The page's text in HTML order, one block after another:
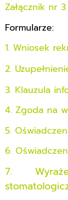
Załącznik nr 3
Formularze:
1. Wniosek
2.
3. Klauzula
4. Zgoda na
5.
6.
7.